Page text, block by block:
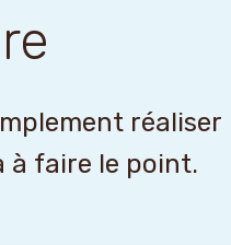
réaliser
à faire le point.